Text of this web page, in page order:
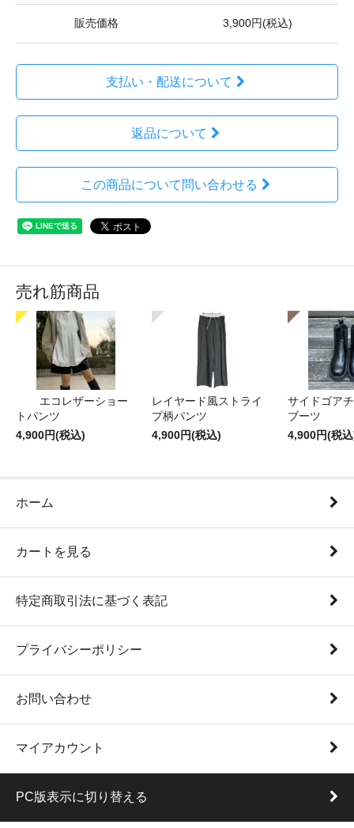
販売価格 3,900円(税込)
支払い・配送について
返品について
この商品について問い合わせる
売れ筋商品
エコレザーショー
トパンツ
4,900円(税込)
レイヤード風ストライ
プ柄パンツ
4,900円(税込)
サイドゴア
ブーツ
4,900円(税
ホーム
カートを見る
特定商取引法に基づく表記
プライバシーポリシー
お問い合わせ
マイアカウント
PC版表示に切り替える